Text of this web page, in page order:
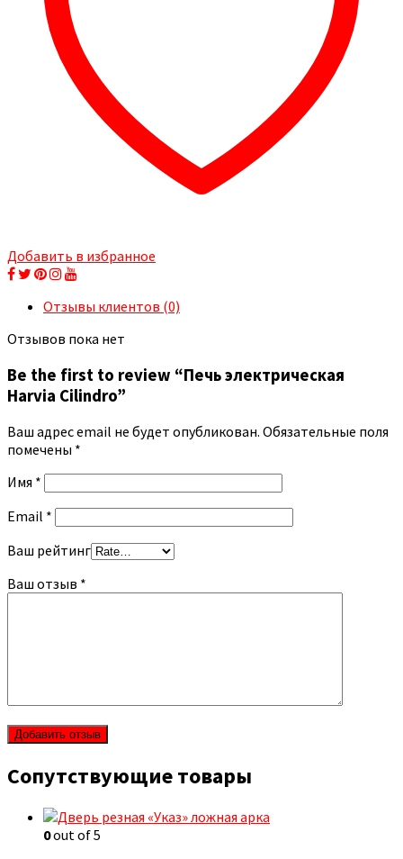
Добавить в избранное
Отзывы клиентов (0)
Отзывов пока нет
Be the first to review “Печь электрическая
Harvia Cilindro”
Ваш адрес email не будет опубликован. Обязательные поля
помечены *
Имя *
Email *
Ваш рейтинг
Ваш отзыв *
Сопутствующие товары
0out of 5